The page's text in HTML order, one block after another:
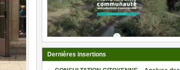
Dernières insertions